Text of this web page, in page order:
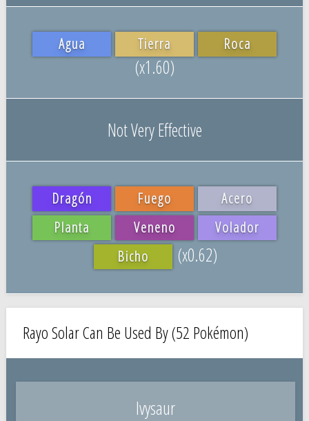
Agua Tierra Roca
(x1.60)
Not Very Effective
Dragón Fuego
Acero
Planta
Veneno
Volador
Bicho
(x0.62)
Rayo Solar Can Be Used By (52 Pokémon)
Ivysaur